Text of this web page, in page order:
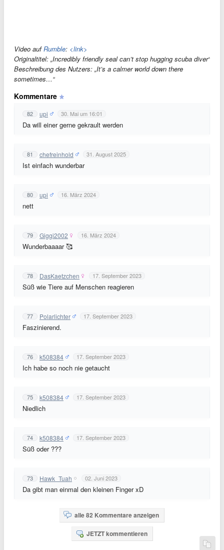
Video aufRumble: <link>
Originaltitel: „Incredibly friendly seal can’t stop hugging scuba diver“
Beschreibung des Nutzers: „It’s a calmer world down there
sometimes…“
Kommentare
82 upi 30. Mai um 16:01
Da will einer gerne gekrault werden
81 chefreinhold 31. August 2025
Ist einfach wunderbar
80 upi 16. März 2024
nett
79 Giggi2002 16. März 2024
Wunderbaaaar 🥰
78 DasKaetzchen 17. September 2023
Süß wie Tiere auf Menschen reagieren
77 Polarlichter 17. September 2023
Faszinierend.
76 k508384 17. September 2023
Ich habe so noch nie getaucht
75 k508384 17. September 2023
Niedlich
74 k508384 17. September 2023
Süß oder ???
73 Hawk_Tuah 02. Juni 2023
Da gibt man einmal den kleinen Finger xD
alle 82 Kommentare anzeigen
JETZT kommentieren